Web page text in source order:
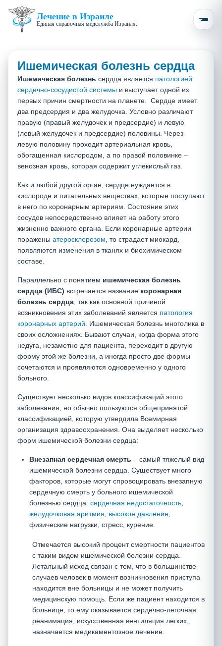
Лечение в Израиле
Единая справочная медслужба Израиля.
Ишемическая болезнь сердца
Ишемическая болезнь сердца является патологией
сердечно-сосудистой системы и выступает одной из
первых причин смертности на планете.
Сердце имеет
два предсердия и два желудочка. Условно различают
правую (правый желудочек и предсердие) и левую
(левый желудочек и предсердие) половины. Через
левую половину проходит артериальная кровь,
обогащенная кислородом, а по правой половинке –
венозная кровь, которая содержит углекислый газ.
Как и любой другой орган, сердце нуждается в
кислороде и питательных веществах, которые поступают
в него по коронарным артериям. Состояние этих
сосудов непосредственно влияет на работу этого
жизненно важного органа. Если коронарные артерии
поражены атеросклерозом , то страдает миокард,
появляются изменения в тканях и биохимическом
составе.
Параллельно с понятием ишемическая болезнь
сердца (ИБС) встречается название коронарная
болезнь сердца , так как основной причиной
возникновения этих заболеваний является патология
коронарных артерий . Ишемическая болезнь многолика в
своих осложнениях. Бывают случаи, когда форма этого
недуга, незаметно для пациента, переходит в другую
форму этой же болезни, а иногда просто две формы
сочетаются и проявляются одновременно у одного
больного.
Существует несколько видов классификаций этого
заболевания, но обычно пользуются общепринятой
классификацией, которую утвердила Всемирная
организация здравоохранения. Она выделяет несколько
форм ишемической болезни сердца:
Внезапная сердечная смерть – самый тяжелый вид
ишемической болезни сердца. Существует много
факторов, которые могут спровоцировать внезапную
сердечную смерть у больного ишемической
болезнью сердца: сердечная недостаточность
желудочковая аритмия
высокое давление
физические нагрузки, стресс, курение.
Отмечается высокий процент смертности пациентов
с таким видом ишемической болезни сердца.
Летальный исход связан с тем, что в большинстве
случаев человек в момент возникновения приступа
находится вне больницы и не может получить
медицинскую помощь. Если же пациент находится в
больнице, то ему оказывается сердечно-легочная
реанимация, искусственная вентиляция легких,
назначается медикаментозное лечение.